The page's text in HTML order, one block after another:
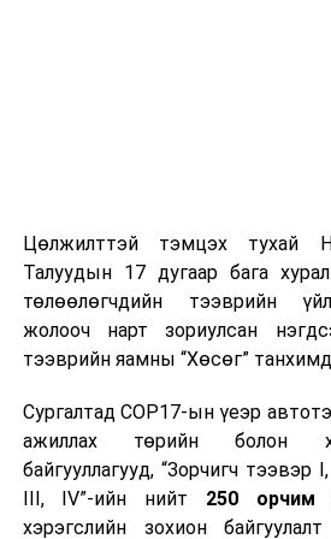
Цөлжилттэй тэмцэх тухай
Талуудын 17 дугаар бага
төлөөлөгчдийн тээврийн
жолооч нарт зориулсан
тээврийн яамны “Хөсөг” танхимд
Сургалтад COP17-ын үеэр
ажиллах төрийн болон
байгууллагууд, “Зорчигч тээвэр
III, IV”-ийн нийт 250 орчим
хэрэгслийн зохион